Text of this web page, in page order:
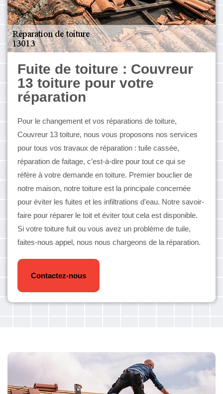
Fuite de toiture : Couvreur
13 toiture pour votre
réparation
Pour le changement et vos réparations de toiture,
Couvreur 13 toiture, nous vous proposons nos services
pour tous vos travaux de réparation : tuile cassée,
réparation de faitage, c’est-à-dire pour tout ce qui se
réfère à votre demande en toiture. Premier bouclier de
notre maison, notre toiture est la principale concernée
pour éviter les fuites et les infiltrations d’eau. Notre savoir-
faire pour réparer le toit et éviter tout cela est disponible.
Si votre toiture fuit ou vous avez un problème de tuile,
faites-nous appel, nous nous chargeons de la réparation.
Contactez-nous